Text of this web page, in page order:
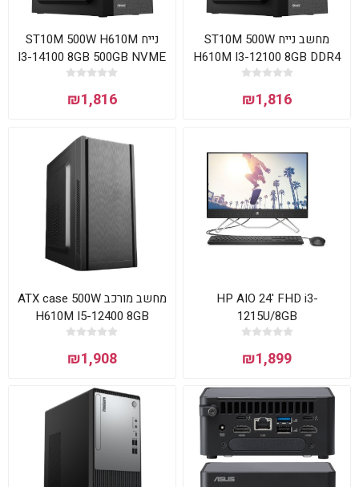
מחשב נייח ST10M 500W
H610M I3-12100 8GB DDR4
480GB SSD
₪1,816
נייח ST10M 500W H610M
I3-14100 8GB 500GB NVME
₪1,816
HP AIO 24' FHD i3-
1215U/8GB
(2x4GB)/256SSD/DOS/BLACK/3Y
₪1,899
מחשב מורכב ATX case 500W
H610M I5-12400 8GB
500NVME
₪1,908